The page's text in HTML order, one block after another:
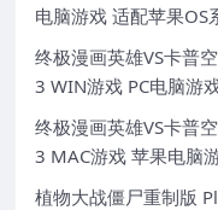
电脑游戏 适配苹果OS
终极漫画英雄VS卡普
3 WIN游戏 PC电脑游
终极漫画英雄VS卡普
3 MAC游戏 苹果电脑
植物大战僵尸重制版